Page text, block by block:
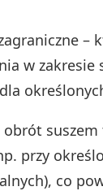
–
w
przy
co